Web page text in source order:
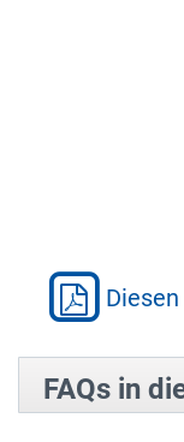
FAQs in